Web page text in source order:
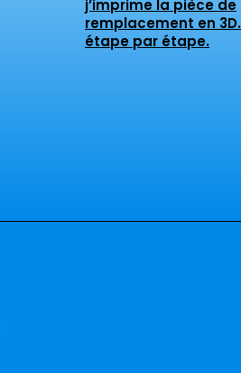
j’imprime la pièce de
remplacement en
étape par étape.